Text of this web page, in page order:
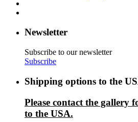
Newsletter
Subscribe to our newsletter
Subscribe
Shipping options to the
Please contact the gallery
to the USA.